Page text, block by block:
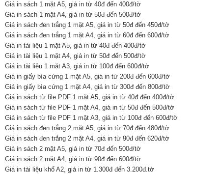
Giá in sách 1 mặt A5, giá in từ 40đ đến 400đ/tờ
Giá in sách 1 mặt A4, giá in từ 50đ đến 500đ/tờ
Giá in sách đen trắng 1 mặt A5, giá in từ 50đ đến 450đ/tờ
Giá in sách đen trắng 1 mặt A4, giá in từ 60đ đến 600đ/tờ
Giá in tài liệu 1 mặt A5, giá in từ 40đ đến 400đ/tờ
Giá in tài liệu 1 mặt A4, giá in từ 50đ đến 500đ/tờ
Giá in tài liệu 1 mặt A3, giá in từ 100đ đến 600đ/tờ
Giá in giấy bìa cứng 1 mặt A5, giá in từ 200đ đến 600đ/tờ
Giá in giấy bìa cứng 1 mặt A4, giá in từ 300đ đến 800đ/tờ
Giá in sách từ file PDF 1 mặt A5, giá in từ 40đ đến 400đ/tờ
Giá in sách từ file PDF 1 mặt A4, giá in từ 50đ đến 500đ/tờ
Giá in sách từ file PDF 1 mặt A3, giá in từ 100đ đến 600đ/tờ
Giá in sách đen trắng 2 mặt A5, giá in từ 70đ đến 480đ/tờ
Giá in sách đen trắng 2 mặt A4, giá in từ 90đ đến 620đ/tờ
Giá in sách 2 mặt A5, giá in từ 70đ đến 500đ/tờ
Giá in sách 2 mặt A4, giá in từ 90đ đến 600đ/tờ
Giá in tài liệu khổ A2, giá in từ 1.300đ đến 3.200đ.tờ